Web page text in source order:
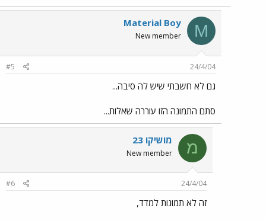
M
Material Boy
New member
24/4/04
#5
גם לא חשבתי שיש לה סיבה...
סתם התמונה הזו עוררה שאלות...
מ מושיקו 23
New member
24/4/04
#6
זה לא תמונות למדד,